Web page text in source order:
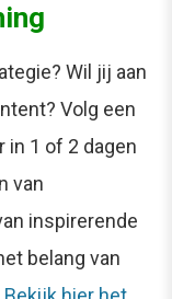
Wil jij aan
Volg een
in 1 of 2 dagen
van
inspirerende
belang van